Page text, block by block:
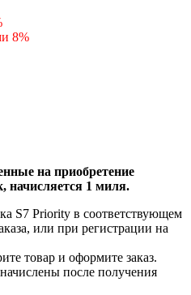
8%
на приобретение
начисляется 1 миля.
S7 Priority в соответствующем
или при регистрации на
товар и оформите заказ.
после получения